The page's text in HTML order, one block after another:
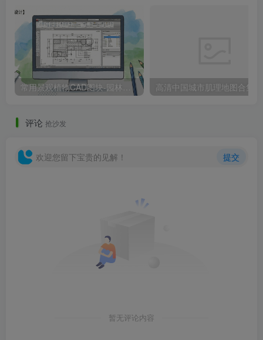
高清中国城市肌理地图合集
评论 抢沙发
欢迎您留下宝贵的见解！ 提交
暂无评论内容